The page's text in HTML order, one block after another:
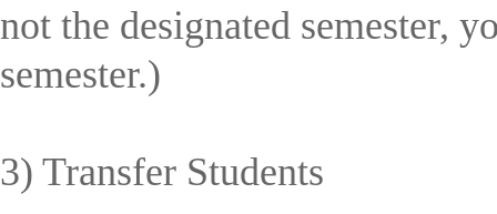
not the designated semester,
semester.)
3) Transfer Students